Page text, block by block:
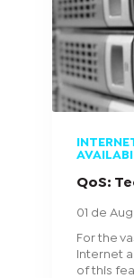
QoS:
01 de
For the
Internet
of this